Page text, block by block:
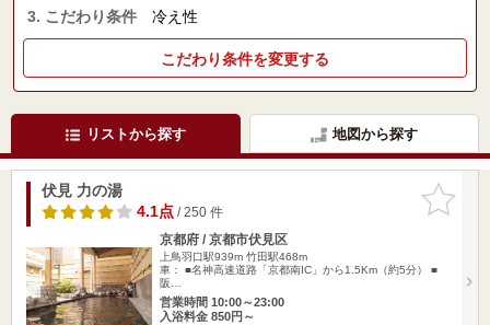
3. こだわり条件 冷え性
こだわり条件を変更する
リストから探す 地図から探す
お気に入
りに追加
伏見 力の湯
4.1点/ 250 件
京都府 / 京都市伏見区
上鳥羽口駅939m 竹田駅468m
車： ■名神高速道路「京都南IC」から1.5Km（約5分） ■
阪…
営業時間 10:00～23:00
入浴料金 850円～